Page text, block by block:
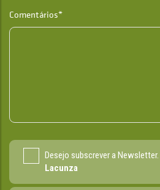
Comentários*
Desejo subscrever a Newsletter.
Lacunza